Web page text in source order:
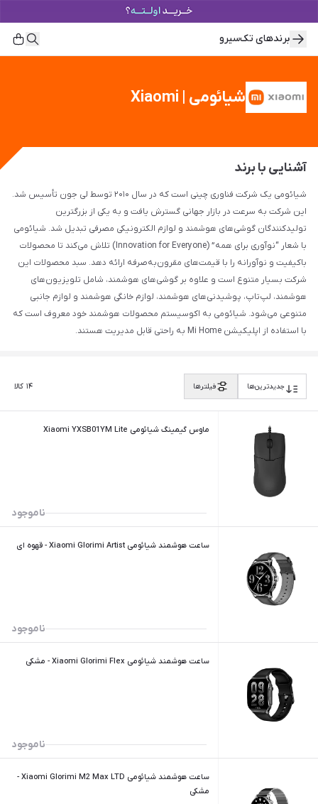
برند‌های تک‌سیرو
شیائومی | Xiaomi
آشنایی با برند
شیائومی یک شرکت فناوری چینی است که در سال ۲۰۱۰ توسط لی جون تأسیس شد.
این شرکت به سرعت در بازار جهانی گسترش یافت و به یکی از بزرگترین
تولیدکنندگان گوشی‌های هوشمند و لوازم الکترونیکی مصرفی تبدیل شد. شیائومی
با شعار “نوآوری برای همه” (Innovation for Everyone) تلاش می‌کند تا محصولات
باکیفیت و نوآورانه را با قیمت‌های مقرون‌به‌صرفه ارائه دهد. سبد محصولات این
شرکت بسیار متنوع است و علاوه بر گوشی‌های هوشمند، شامل تلویزیون‌های
هوشمند، لپ‌تاپ، پوشیدنی‌های هوشمند، لوازم خانگی هوشمند و لوازم جانبی
متنوعی می‌شود. شیائومی به اکوسیستم محصولات هوشمند خود معروف است که
با استفاده از اپلیکیشن Mi Home به راحتی قابل مدیریت هستند.
جدیدترین‌ها فیلترها ۱۴ کالا
ماوس گیمینگ شیائومی Xiaomi YXSB01YM Lite
ناموجود
ساعت هوشمند شیائومی Xiaomi Glorimi Artist - قهوه ای
ناموجود
ساعت هوشمند شیائومی Xiaomi Glorimi Flex - مشکی
ناموجود
ساعت هوشمند شیائومی Xiaomi Glorimi M2 Max LTD -
مشکی